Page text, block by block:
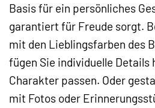
Basis für ein persönliches
garantiert für Freude sorgt.
mit den Lieblingsfarben des
fügen Sie individuelle Details
Charakter passen. Oder
mit Fotos oder